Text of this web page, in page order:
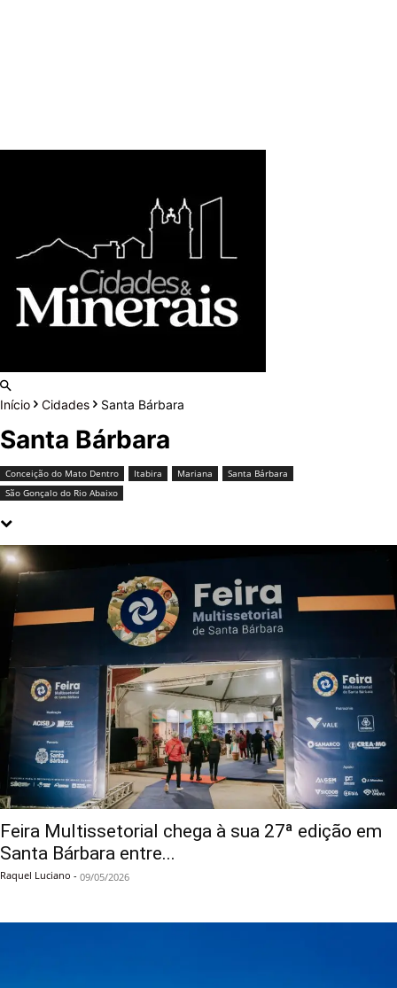
Início Cidades Santa Bárbara
Santa Bárbara
Conceição do Mato Dentro Itabira Mariana
Santa Bárbara
São Gonçalo do Rio Abaixo
Feira Multissetorial chega à sua 27ª edição em
Santa Bárbara entre...
Raquel Luciano - 09/05/2026